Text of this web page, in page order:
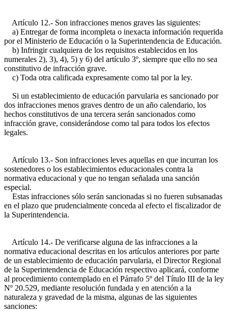
Artículo 12.- Son infracciones menos graves las siguientes:
a) Entregar de forma incompleta o inexacta información requerida
por el Ministerio de Educación o la Superintendencia de Educación.
b) Infringir cualquiera de los requisitos establecidos en los
numerales 2), 3), 4), 5) y 6) del artículo 3º, siempre que ello no sea
constitutivo de infracción grave.
c) Toda otra calificada expresamente como tal por la ley.
Si un establecimiento de educación parvularia es sancionado por
dos infracciones menos graves dentro de un año calendario, los
hechos constitutivos de una tercera serán sancionados como
infracción grave, considerándose como tal para todos los efectos
legales.
Artículo 13.- Son infracciones leves aquellas en que incurran los
sostenedores o los establecimientos educacionales contra la
normativa educacional y que no tengan señalada una sanción
especial.
Estas infracciones sólo serán sancionadas si no fueren subsanadas
en el plazo que prudencialmente conceda al efecto el fiscalizador de
la Superintendencia.
Artículo 14.- De verificarse alguna de las infracciones a la
normativa educacional descritas en los artículos anteriores por parte
de un establecimiento de educación parvularia, el Director Regional
de la Superintendencia de Educación respectivo aplicará, conforme
al procedimiento contemplado en el Párrafo 5º del Título III de la ley
Nº 20.529, mediante resolución fundada y en atención a la
naturaleza y gravedad de la misma, algunas de las siguientes
sanciones: